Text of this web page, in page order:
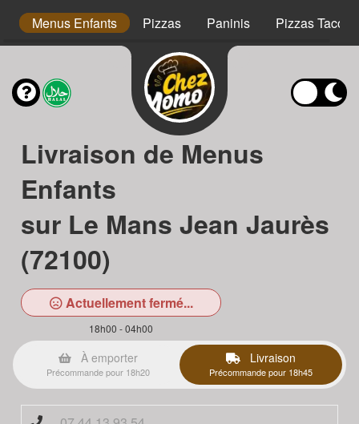
Menus Enfants Pizzas Paninis Pizzas Tacos
Livraison de Menus
Enfants
sur Le Mans Jean Jaurès
(72100)
Actuellement fermé...
18h00 - 04h00
À emporter
Précommande pour 18h20
Livraison
Précommande pour 18h45